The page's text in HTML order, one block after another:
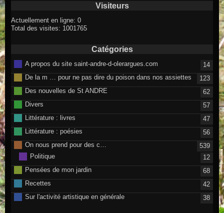
Visiteurs
Actuellement en ligne: 0
Total des visites: 1001765
Catégories
A propos du site saint-andre-d-olerargues.com
14
De la m … pour ne pas dire du poison dans nos assiettes
123
Des nouvelles de St ANDRE
62
Divers
57
Littérature : livres
47
Littérature : poésies
56
On nous prend pour des c…
539
Politique
12
Pensées de mon jardin
68
Recettes
42
Sur l'activité artistique en générale
38